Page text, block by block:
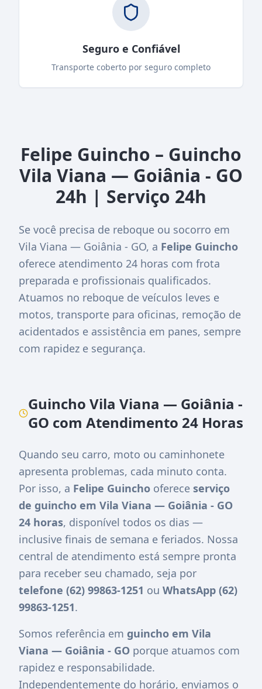
Seguro e Confiável
Transporte coberto por seguro completo
Felipe Guincho – Guincho
Vila Viana — Goiânia - GO
24h | Serviço 24h
Se você precisa de reboque ou socorro em
Vila Viana — Goiânia - GO, a Felipe Guincho
oferece atendimento 24 horas com frota
preparada e profissionais qualificados.
Atuamos no reboque de veículos leves e
motos, transporte para oficinas, remoção de
acidentados e assistência em panes, sempre
com rapidez e segurança.
Guincho Vila Viana — Goiânia -
GO com Atendimento 24 Horas
Quando seu carro, moto ou caminhonete
apresenta problemas, cada minuto conta.
Por isso, a Felipe Guincho oferece serviço
de guincho em Vila Viana — Goiânia - GO
24 horas, disponível todos os dias —
inclusive finais de semana e feriados. Nossa
central de atendimento está sempre pronta
para receber seu chamado, seja por
telefone (62) 99863-1251 ou WhatsApp (62)
99863-1251.
Somos referência em guincho em Vila
Viana — Goiânia - GO porque atuamos com
rapidez e responsabilidade.
Independentemente do horário, enviamos o